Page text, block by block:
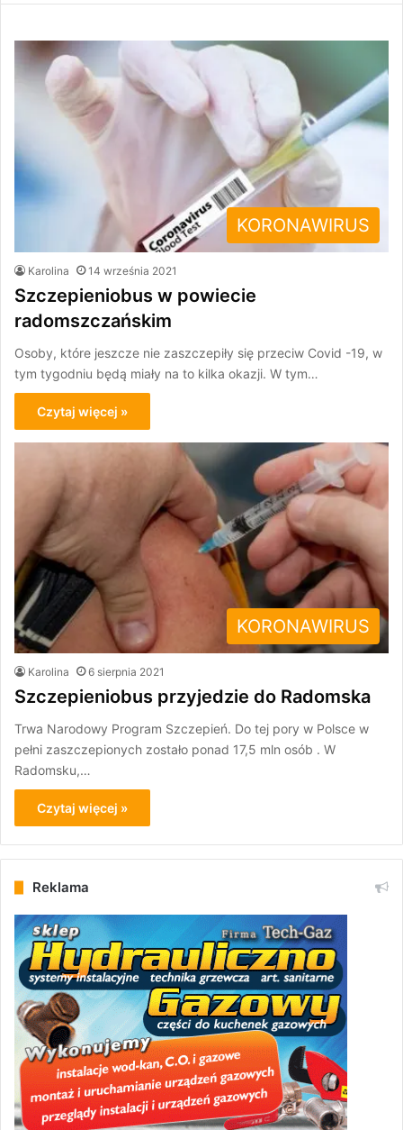
KORONAWIRUS
Karolina 14 września 2021
Szczepieniobus w powiecie
radomszczańskim
Osoby, które jeszcze nie zaszczepiły się przeciw Covid -19, w
tym tygodniu będą miały na to kilka okazji. W tym…
Czytaj więcej »
KORONAWIRUS
Karolina 6 sierpnia 2021
Szczepieniobus przyjedzie do Radomska
Trwa Narodowy Program Szczepień. Do tej pory w Polsce w
pełni zaszczepionych zostało ponad 17,5 mln osób . W
Radomsku,…
Czytaj więcej »
Reklama